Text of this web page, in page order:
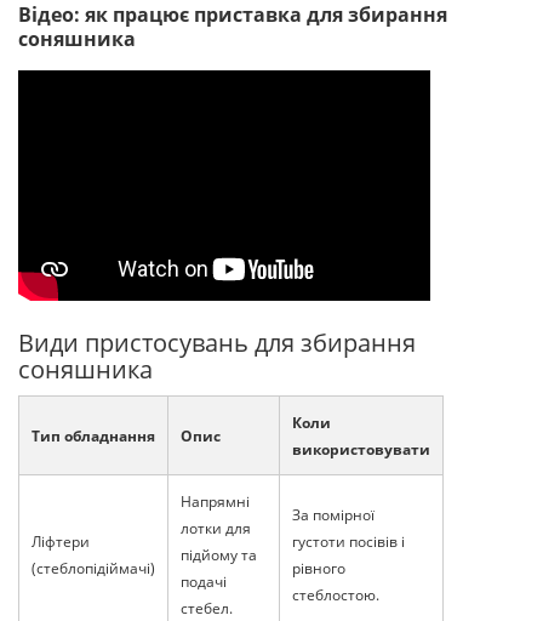
Відео: як працює приставка для збирання
соняшника
Види пристосувань для збирання
соняшника
Тип обладнання Опис
Коли
використовувати
Ліфтери
(стеблопідіймачі)
Напрямні
лотки для
підйому та
подачі
стебел.
За помірної
густоти посівів і
рівного
стеблостою.